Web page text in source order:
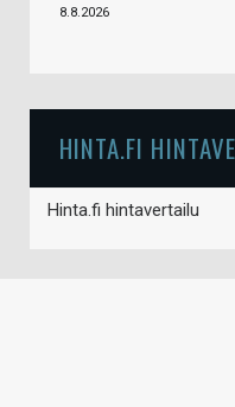
8.8.2026
HINTA.FI
Hinta.fi hintavertailu